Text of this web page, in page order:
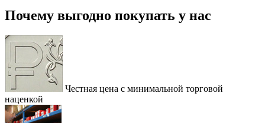
Почему выгодно покупать у нас
Честная цена с минимальной торговой
наценкой